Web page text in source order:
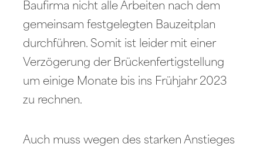
Baufirma nicht alle Arbeiten nach dem
gemeinsam festgelegten Bauzeitplan
durchführen. Somit ist leider mit einer
Verzögerung der Brückenfertigstellung
um einige Monate bis ins Frühjahr 2023
zu rechnen.
Auch muss wegen des starken Anstieges